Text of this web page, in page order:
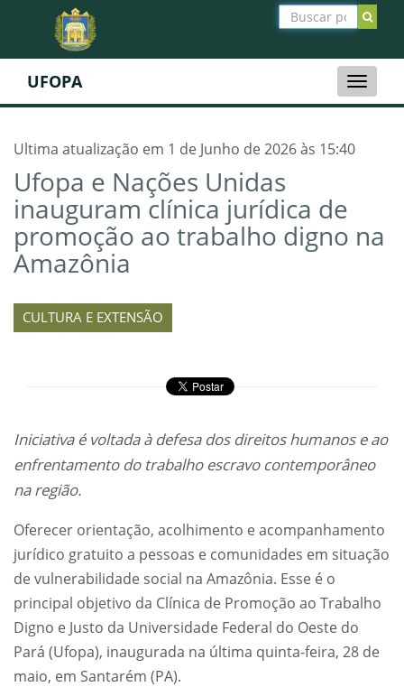
Toggle
UFOPA
Ultima atualização em 1 de Junho de 2026 às 15:40
Ufopa e Nações Unidas
inauguram clínica jurídica de
promoção ao trabalho digno na
Amazônia
CULTURA E EXTENSÃO
Iniciativa é voltada à defesa dos direitos humanos e ao
enfrentamento do trabalho escravo contemporâneo
na região.
Oferecer orientação, acolhimento e acompanhamento
jurídico gratuito a pessoas e comunidades em situação
de vulnerabilidade social na Amazônia. Esse é o
principal objetivo da Clínica de Promoção ao Trabalho
Digno e Justo da Universidade Federal do Oeste do
Pará (Ufopa), inaugurada na última quinta-feira, 28 de
maio, em Santarém (PA).